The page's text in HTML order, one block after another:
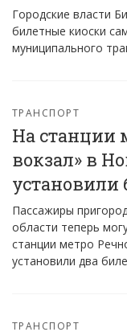
Городские власти
билетные киоски
муниципального
ТРАНСПОРТ
На станции
вокзал» в
Пассажиры
области теперь
станции метро
установили два
ТРАНСПОРТ